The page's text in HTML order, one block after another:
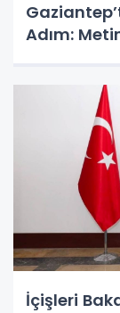
Adım:
İçişleri